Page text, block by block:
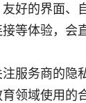
好的界面、
等体验，会
服务商的隐
领域使用的